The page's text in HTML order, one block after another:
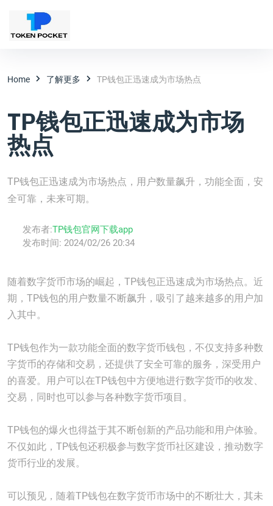
Home 了解更多 TP钱包正迅速成为市场热点
TP钱包正迅速成为市场
热点
TP钱包正迅速成为市场热点，用户数量飙升，功能全面，安
全可靠，未来可期。
发布者:TP钱包官网下载app
发布时间: 2024/02/26 20:34
随着数字货币市场的崛起，TP钱包正迅速成为市场热点。近
期，TP钱包的用户数量不断飙升，吸引了越来越多的用户加
入其中。
TP钱包作为一款功能全面的数字货币钱包，不仅支持多种数
字货币的存储和交易，还提供了安全可靠的服务，深受用户
的喜爱。用户可以在TP钱包中方便地进行数字货币的收发、
交易，同时也可以参与各种数字货币项目。
TP钱包的爆火也得益于其不断创新的产品功能和用户体验。
不仅如此，TP钱包还积极参与数字货币社区建设，推动数字
货币行业的发展。
可以预见，随着TP钱包在数字货币市场中的不断壮大，其未